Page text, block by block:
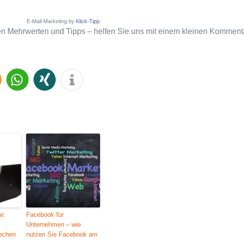
E-Mail-Marketing by Klick-Tipp.
Mehrwerten und Tipps – helfen Sie uns mit einem kleinen
Facebook für
Unternehmen – wie
nutzen Sie Facebook am